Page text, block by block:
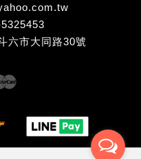
六市大同路30號